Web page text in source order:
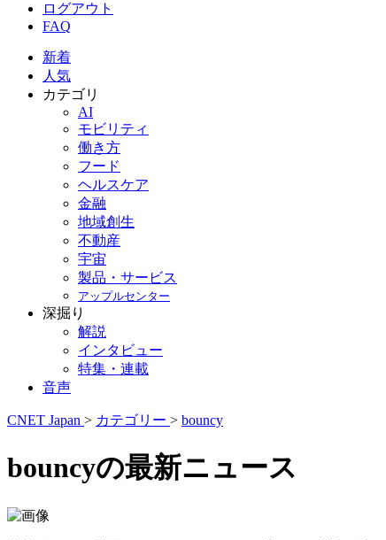
ログアウト
FAQ
新着
人気
カテゴリ
AI
モビリティ
働き方
フード
ヘルスケア
金融
地域創生
不動産
宇宙
製品・サービス
アップルセンター
深掘り
解説
インタビュー
特集・連載
音声
CNET Japan > カテゴリー > bouncy
bouncyの最新ニュース